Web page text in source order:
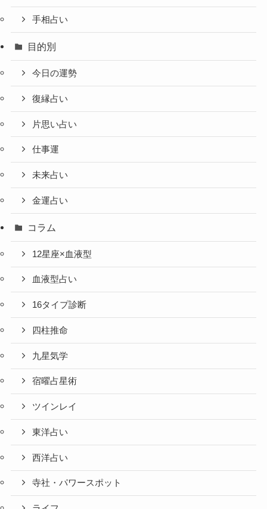
手相占い
目的別
今日の運勢
復縁占い
片思い占い
仕事運
未来占い
金運占い
コラム
12星座×血液型
血液型占い
16タイプ診断
四柱推命
九星気学
宿曜占星術
ツインレイ
東洋占い
西洋占い
寺社・パワースポット